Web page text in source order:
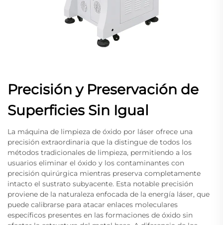
Precisión y Preservación de
Superficies Sin Igual
La máquina de limpieza de óxido por láser ofrece una
precisión extraordinaria que la distingue de todos los
métodos tradicionales de limpieza, permitiendo a los
usuarios eliminar el óxido y los contaminantes con
precisión quirúrgica mientras preserva completamente
intacto el sustrato subyacente. Esta notable precisión
proviene de la naturaleza enfocada de la energía láser, que
puede calibrarse para atacar enlaces moleculares
específicos presentes en las formaciones de óxido sin